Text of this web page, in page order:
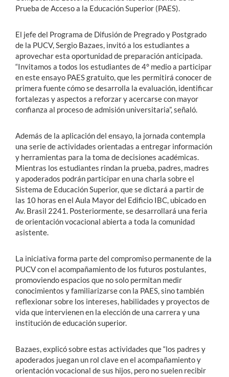
Prueba de Acceso a la Educación Superior (PAES).
El jefe del Programa de Difusión de Pregrado y Postgrado
de la PUCV, Sergio Bazaes, invitó a los estudiantes a
aprovechar esta oportunidad de preparación anticipada.
“Invitamos a todos los estudiantes de 4° medio a participar
en este ensayo PAES gratuito, que les permitirá conocer de
primera fuente cómo se desarrolla la evaluación, identificar
fortalezas y aspectos a reforzar y acercarse con mayor
confianza al proceso de admisión universitaria”, señaló.
Además de la aplicación del ensayo, la jornada contempla
una serie de actividades orientadas a entregar información
y herramientas para la toma de decisiones académicas.
Mientras los estudiantes rindan la prueba, padres, madres
y apoderados podrán participar en una charla sobre el
Sistema de Educación Superior, que se dictará a partir de
las 10 horas en el Aula Mayor del Edificio IBC, ubicado en
Av. Brasil 2241. Posteriormente, se desarrollará una feria
de orientación vocacional abierta a toda la comunidad
asistente.
La iniciativa forma parte del compromiso permanente de la
PUCV con el acompañamiento de los futuros postulantes,
promoviendo espacios que no solo permitan medir
conocimientos y familiarizarse con la PAES, sino también
reflexionar sobre los intereses, habilidades y proyectos de
vida que intervienen en la elección de una carrera y una
institución de educación superior.
Bazaes, explicó sobre estas actividades que “los padres y
apoderados juegan un rol clave en el acompañamiento y
orientación vocacional de sus hijos, pero no suelen recibir